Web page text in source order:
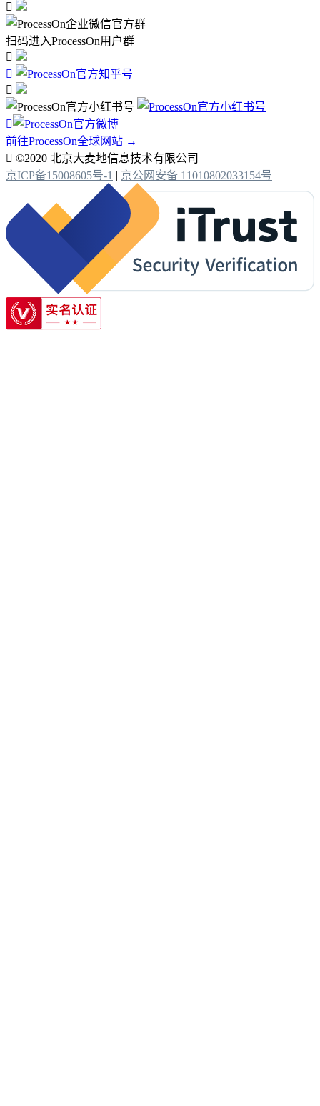

扫码进入ProcessOn用户群




前往ProcessOn全球网站 →
 ©2020 北京大麦地信息技术有限公司
京ICP备15008605号-1 | 京公网安备 11010802033154号